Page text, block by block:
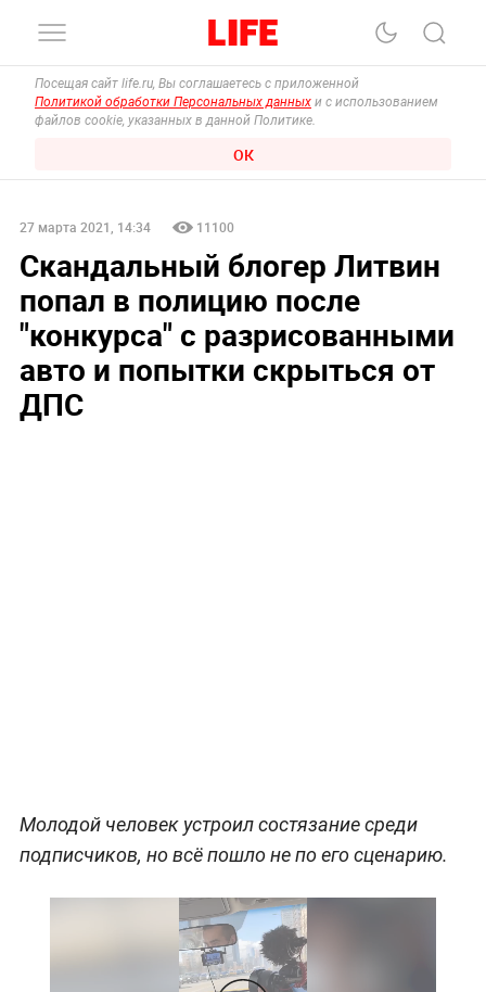
Посещая сайт life.ru, Вы соглашаетесь с приложенной
Политикой обработки Персональных данных и с использованием
файлов cookie, указанных в данной Политике.
ОК
27 марта 2021, 14:34 11100
Скандальный блогер Литвин
попал в полицию после
"конкурса" с разрисованными
авто и попытки скрыться от
ДПС
Молодой человек устроил состязание среди
подписчиков, но всё пошло не по его сценарию.